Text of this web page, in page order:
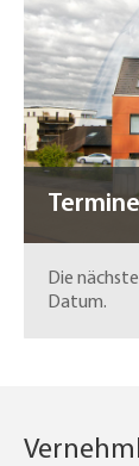
Die
Datum.